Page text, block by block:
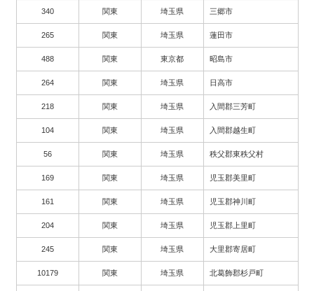
340 関東 埼玉県 三郷市
265 関東 埼玉県 蓮田市
488 関東 東京都 昭島市
264 関東 埼玉県 日高市
218 関東 埼玉県 入間郡三芳町
104 関東 埼玉県 入間郡越生町
56 関東 埼玉県 秩父郡東秩父村
169 関東 埼玉県 児玉郡美里町
161 関東 埼玉県 児玉郡神川町
204 関東 埼玉県 児玉郡上里町
245 関東 埼玉県 大里郡寄居町
10179 関東 埼玉県 北葛飾郡杉戸町